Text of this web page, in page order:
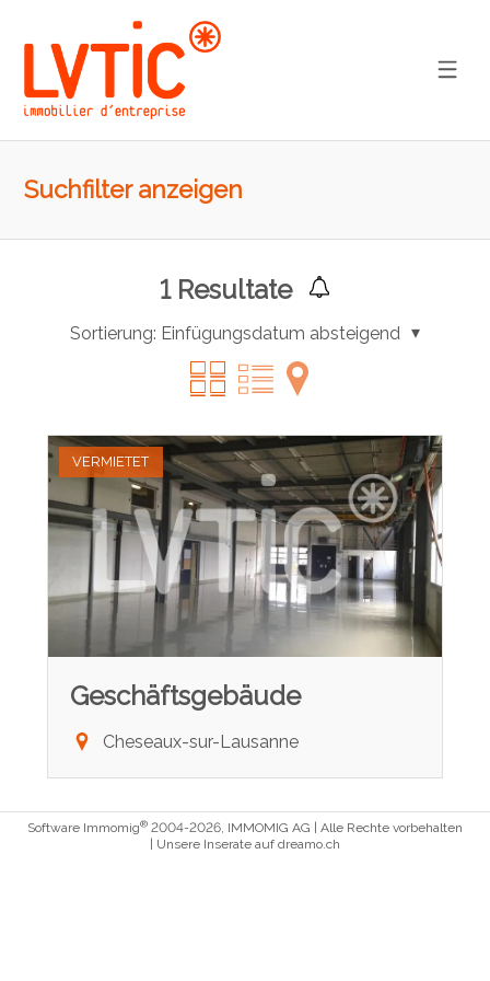
Suchfilter anzeigen
1Resultate
Sortierung: Einfügungsdatum absteigend
VERMIETET
Geschäftsgebäude
Cheseaux-sur-Lausanne
Software Immomig® 2004-2026, IMMOMIG AG | Alle Rechte vorbehalten
| Unsere Inserate auf dreamo.ch